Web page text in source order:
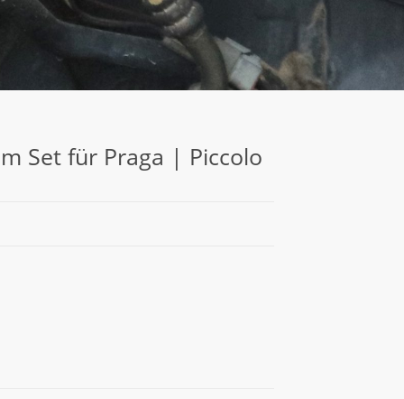
Set für Praga | Piccolo